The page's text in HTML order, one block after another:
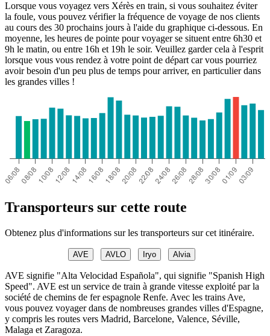
Lorsque vous voyagez vers Xérès en train, si vous souhaitez éviter
la foule, vous pouvez vérifier la fréquence de voyage de nos clients
au cours des 30 prochains jours à l'aide du graphique ci-dessous. En
moyenne, les heures de pointe pour voyager se situent entre 6h30 et
9h le matin, ou entre 16h et 19h le soir. Veuillez garder cela à l'esprit
lorsque vous vous rendez à votre point de départ car vous pourriez
avoir besoin d'un peu plus de temps pour arriver, en particulier dans
les grandes villes !
Transporteurs sur cette route
Obtenez plus d'informations sur les transporteurs sur cet itinéraire.
AVE AVLO Iryo Alvia
AVE signifie "Alta Velocidad Española", qui signifie "Spanish High
Speed". AVE est un service de train à grande vitesse exploité par la
société de chemins de fer espagnole Renfe. Avec les trains Ave,
vous pouvez voyager dans de nombreuses grandes villes d'Espagne,
y compris les routes vers Madrid, Barcelone, Valence, Séville,
Malaga et Zaragoza.